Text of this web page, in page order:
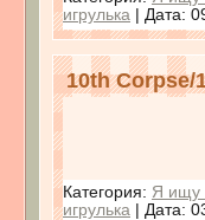
игрулька | Дата:
10th Corpse/
Категория: Я ищу
игрулька | Дата: